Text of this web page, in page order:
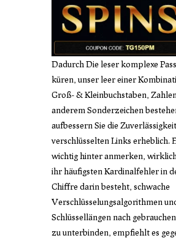
Dadurch Die leser komplexe
küren, unser leer einer
Groß- & Kleinbuchstaben,
anderem Sonderzeichen
aufbessern Sie die
verschlüsselten Links erheblich.
wichtig hinter anmerken,
ihr häufigsten Kardinalfehler in
Chiffre darin besteht, schwache
Verschlüsselungsalgorithmen
Schlüssellängen nach
zu unterbinden, empfiehlt es